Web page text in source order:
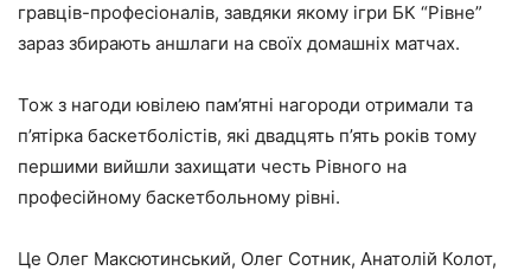
гравців-професіоналів, завдяки якому ігри БК “Рівне”
зараз збирають аншлаги на своїх домашніх матчах.
Тож з нагоди ювілею пам’ятні нагороди отримали та
п’ятірка баскетболістів, які двадцять п’ять років тому
першими вийшли захищати честь Рівного на
професійному баскетбольному рівні.
Це Олег Максютинський, Олег Сотник, Анатолій Колот,